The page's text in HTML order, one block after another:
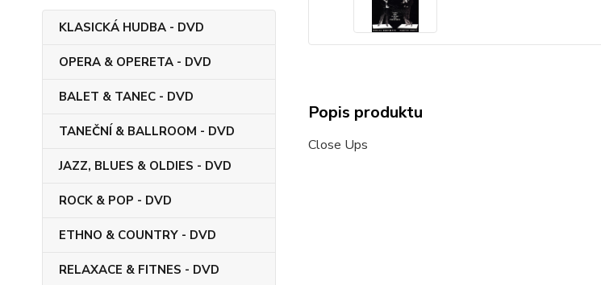
KLASICKÁ HUDBA - DVD
OPERA & OPERETA - DVD
BALET & TANEC - DVD
TANEČNÍ & BALLROOM - DVD
JAZZ, BLUES & OLDIES - DVD
ROCK & POP - DVD
ETHNO & COUNTRY - DVD
RELAXACE & FITNES - DVD
Popis produktu
Close Ups